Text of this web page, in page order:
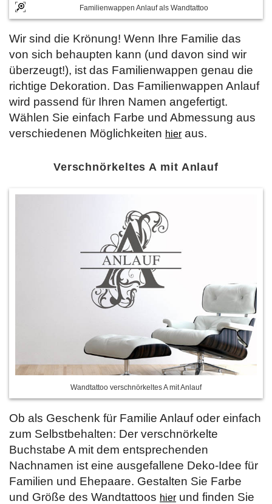
Familienwappen Anlauf als Wandtattoo
Wir sind die Krönung! Wenn Ihre Familie das
von sich behaupten kann (und davon sind wir
überzeugt!), ist das Familienwappen genau die
richtige Dekoration. Das Familienwappen Anlauf
wird passend für Ihren Namen angefertigt.
Wählen Sie einfach Farbe und Abmessung aus
verschiedenen Möglichkeiten hier aus.
Verschnörkeltes A mit Anlauf
Wandtattoo verschnörkeltes A mit Anlauf
Ob als Geschenk für Familie Anlauf oder einfach
zum Selbstbehalten: Der verschnörkelte
Buchstabe A mit dem entsprechenden
Nachnamen ist eine ausgefallene Deko-Idee für
Familien und Ehepaare. Gestalten Sie Farbe
und Größe des Wandtattoos hier und finden Sie